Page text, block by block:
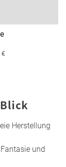
€
Herstellung
und